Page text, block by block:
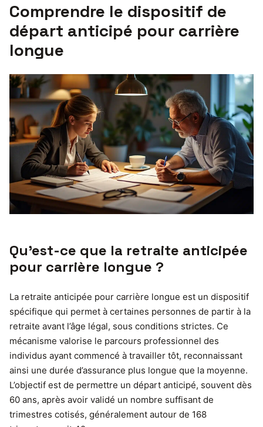
Comprendre le dispositif de
départ anticipé pour carrière
longue
Qu’est-ce que la retraite anticipée
pour carrière longue ?
La retraite anticipée pour carrière longue est un dispositif
spécifique qui permet à certaines personnes de partir à la
retraite avant l’âge légal, sous conditions strictes. Ce
mécanisme valorise le parcours professionnel des
individus ayant commencé à travailler tôt, reconnaissant
ainsi une durée d’assurance plus longue que la moyenne.
L’objectif est de permettre un départ anticipé, souvent dès
60 ans, après avoir validé un nombre suffisant de
trimestres cotisés, généralement autour de 168